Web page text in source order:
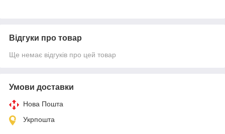
Відгуки про товар
Ще немає відгуків про цей товар
Умови доставки
Нова Пошта
Укрпошта